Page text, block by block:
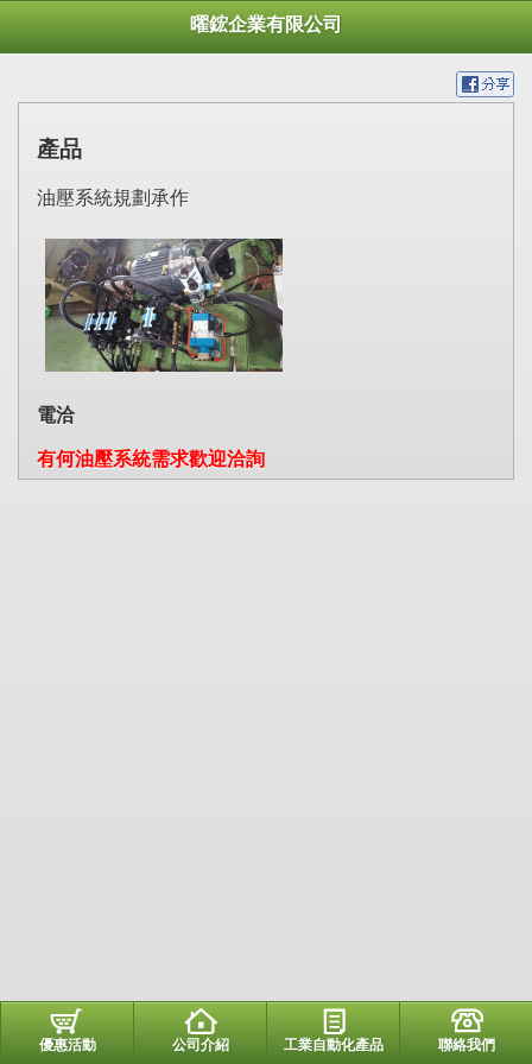
曜鋐企業有限公司
產品
油壓系統規劃承作
電洽
有何油壓系統需求歡迎洽詢
優惠活動 公司介紹 工業自動化產品 聯絡我們